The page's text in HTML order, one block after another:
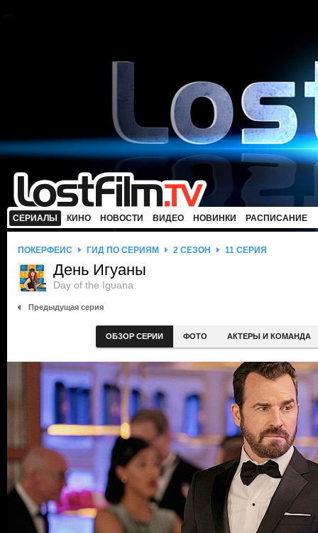
СЕРИАЛЫ КИНО НОВОСТИ ВИДЕО НОВИНКИ РАСПИСАНИЕ
ПОКЕРФЕЙС ГИД ПО СЕРИЯМ 2 СЕЗОН 11 СЕРИЯ
День Игуаны
Day of the Iguana
Предыдущая серия
ОБЗОР СЕРИИ ФОТО АКТЕРЫ И КОМАНДА